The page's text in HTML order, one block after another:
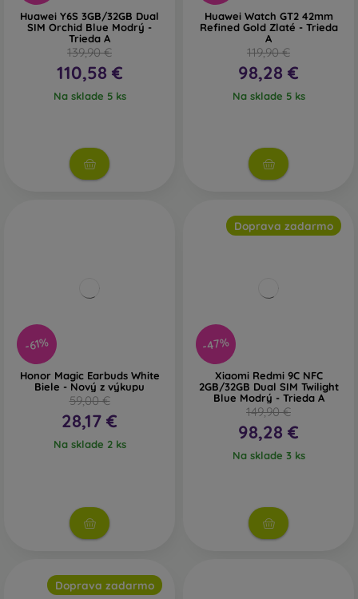
Huawei Y6S 3GB/32GB Dual
SIM Orchid Blue Modrý -
Trieda A
139,90 €
110,58 €
Na sklade 5 ks
Huawei Watch GT2 42mm
Refined Gold Zlaté - Trieda
A
119,90 €
98,28 €
Na sklade 5 ks
-61%
Honor Magic Earbuds White
Biele - Nový z výkupu
59,00 €
28,17 €
Na sklade 2 ks
-47%
Doprava zadarmo
Xiaomi Redmi 9C NFC
2GB/32GB Dual SIM Twilight
Blue Modrý - Trieda A
149,90 €
98,28 €
Na sklade 3 ks
Doprava zadarmo